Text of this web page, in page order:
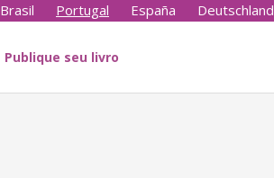
Brasil Portugal España Deutschland
Publique seu livro